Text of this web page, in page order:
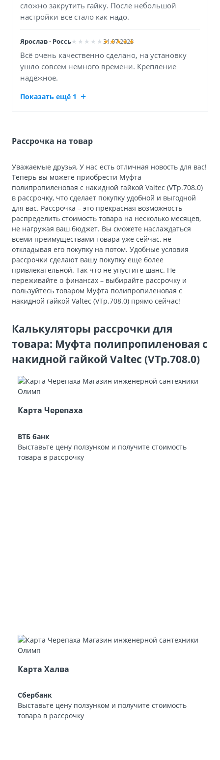
сложно закрутить гайку. После небольшой
настройки всё стало как надо.
Ярослав · Россь 31.07.2023
Всё очень качественно сделано, на установку
ушло совсем немного времени. Крепление
надёжное.
Показать ещё 1
Рассрочка на товар
Уважаемые друзья, У нас есть отличная новость для вас!
Теперь вы можете приобрести Муфта
полипропиленовая с накидной гайкой Valtec (VTp.708.0)
в рассрочку, что сделает покупку удобной и выгодной
для вас. Рассрочка – это прекрасная возможность
распределить стоимость товара на несколько месяцев,
не нагружая ваш бюджет. Вы сможете наслаждаться
всеми преимуществами товара уже сейчас, не
откладывая его покупку на потом. Удобные условия
рассрочки сделают вашу покупку еще более
привлекательной. Так что не упустите шанс. Не
переживайте о финансах – выбирайте рассрочку и
пользуйтесь товаром Муфта полипропиленовая с
накидной гайкой Valtec (VTp.708.0) прямо сейчас!
Калькуляторы рассрочки для
товара: Муфта полипропиленовая с
накидной гайкой Valtec (VTp.708.0)
Карта Черепаха
ВТБ банк
Выставьте цену ползунком и получите стоимость
товара в рассрочку
Карта Халва
Сбербанк
Выставьте цену ползунком и получите стоимость
товара в рассрочку